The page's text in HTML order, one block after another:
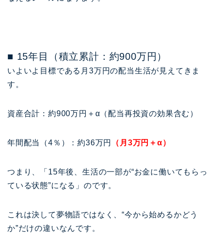
■ 15年目（積立累計：約900万円）
いよいよ目標である月3万円の配当生活が見えてきま
す。
資産合計：約900万円＋α（配当再投資の効果含む）
年間配当（4％）：約36万円 （月3万円＋α）
つまり、「15年後、生活の一部が“お金に働いてもらっ
ている状態”になる」のです。
これは決して夢物語ではなく、“今から始めるかどう
か”だけの違いなんです。